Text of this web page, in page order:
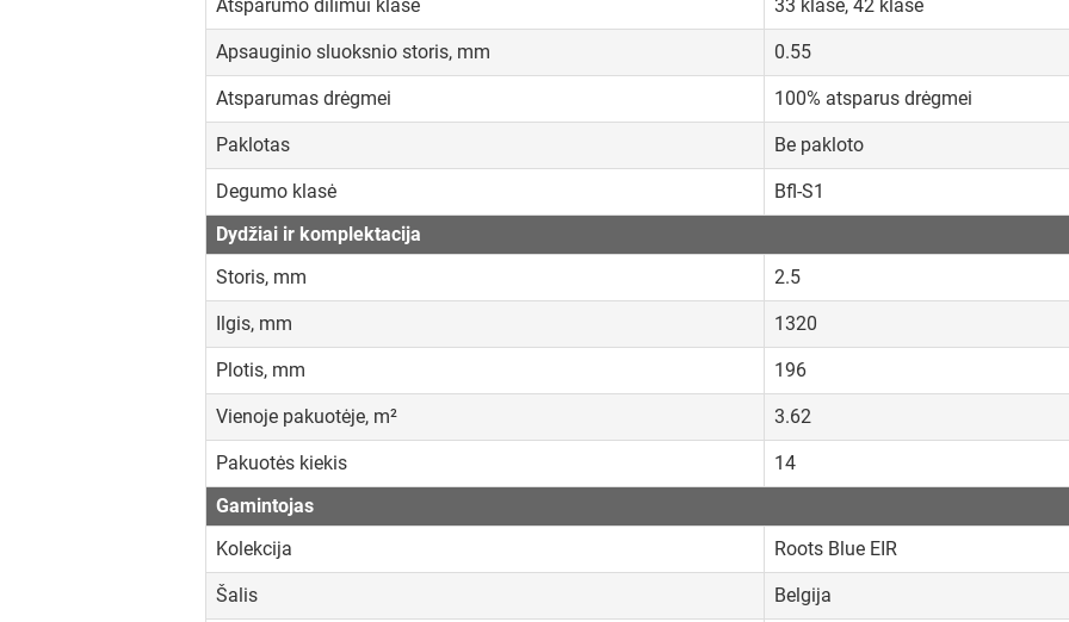
Atsparumo dilimui klasė 33 klasė, 42 klasė
Apsauginio sluoksnio storis, mm 0.55
Atsparumas drėgmei 100% atsparus drėgmei
Paklotas Be pakloto
Degumo klasė
Bfl-S1
Dydžiai ir komplektacija
Storis, mm
2.5
Ilgis, mm 1320
Plotis, mm 196
Vienoje pakuotėje, m² 3.62
Pakuotės kiekis
14
Gamintojas
Kolekcija
Roots Blue EIR
Šalis Belgija